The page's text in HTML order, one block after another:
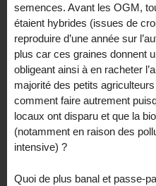
semences. Avant les OGM,
étaient hybrides (issues de
reproduire d’une année sur
plus car ces graines donnent
obligeant ainsi à en racheter
majorité des petits
comment faire autrement
locaux ont disparu et que la
(notamment en raison des
intensive) ?
Quoi de plus banal et passe-